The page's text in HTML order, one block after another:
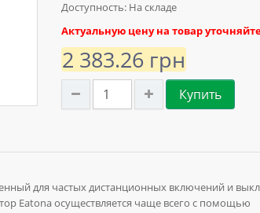
Доступность: На складе
Актуальную цену на товар
2 383.26 грн
Купить
для частых дистанционных включений и
Eatonа осуществляется чаще всего с помощью